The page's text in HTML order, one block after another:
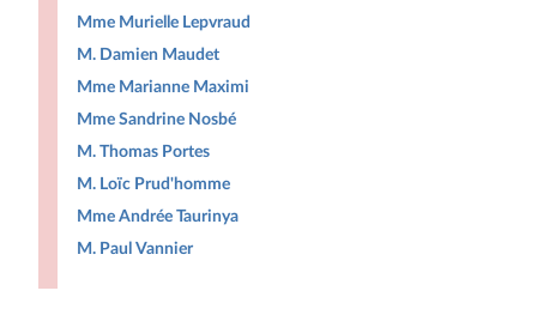
Mme Murielle Lepvraud
M. Damien Maudet
Mme Marianne Maximi
Mme Sandrine Nosbé
M. Thomas Portes
M. Loïc Prud'homme
Mme Andrée Taurinya
M. Paul Vannier